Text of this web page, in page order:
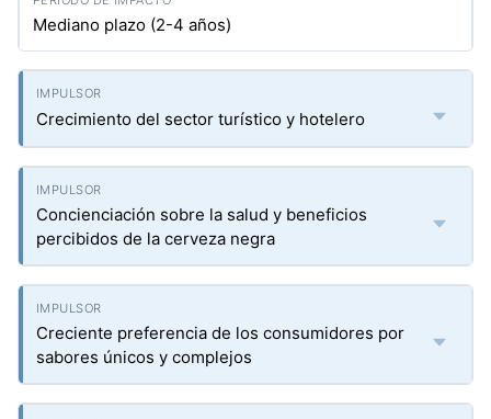
Mediano plazo (2-4 años)
Crecimiento del sector turístico y hotelero
Concienciación sobre la salud y beneficios
percibidos de la cerveza negra
Creciente preferencia de los consumidores por
sabores únicos y complejos